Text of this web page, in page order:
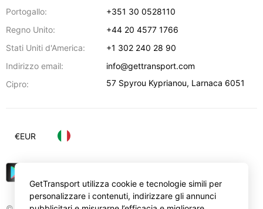
Portogallo:
+351 30 0528110
Regno Unito:
+44 20 4577 1766
Stati Uniti d'America:
+1 302 240 28 90
Indirizzo email:
info@gettransport.com
Cipro:
57 Spyrou Kyprianou, Larnaca 6051
€EUR
GetTransport utilizza cookie e tecnologie simili per
personalizzare i contenuti, indirizzare gli annunci